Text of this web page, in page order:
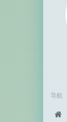
导航